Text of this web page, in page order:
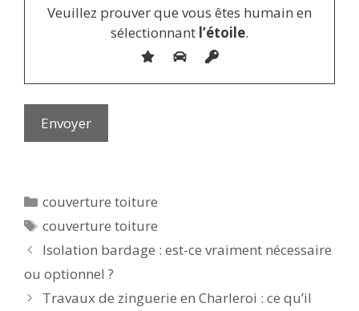
Veuillez prouver que vous êtes humain en
sélectionnant l’étoile.
Catégories
couverture toiture
Étiquettes
couverture toiture
Isolation bardage : est-ce vraiment nécessaire
ou optionnel ?
Travaux de zinguerie en Charleroi : ce qu’il